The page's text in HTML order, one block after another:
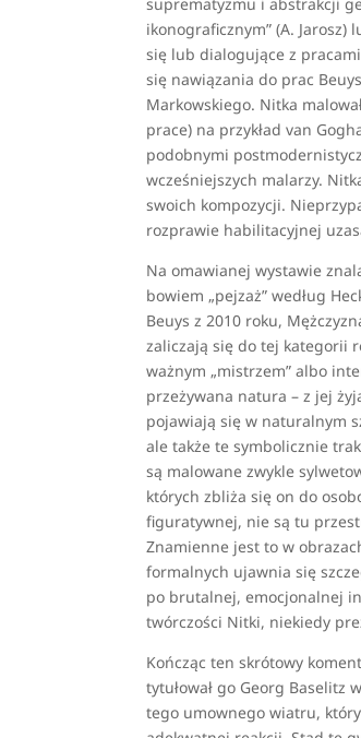
ikonograficznym” (A.
się lub dialogujące z
się nawiązania do prac
Markowskiego. Nitka
prace) na przykład van
podobnymi
wcześniejszych malarzy.
swoich kompozycji.
rozprawie habilitacyjnej
Na omawianej wystawie
bowiem „pejzaż” według
Beuys z 2010 roku,
zaliczają się do tej kategorii
ważnym „mistrzem” albo
przeżywana natura – z jej
pojawiają się w naturalnym
ale także te symbolicznie
są malowane zwykle
których zbliża się on do
figuratywnej, nie są tu
Znamienne jest to w
formalnych ujawnia się
po brutalnej, emocjonalnej
twórczości Nitki, niekiedy
Kończąc ten skrótowy
tytułował go Georg
tego umownego wiatru,